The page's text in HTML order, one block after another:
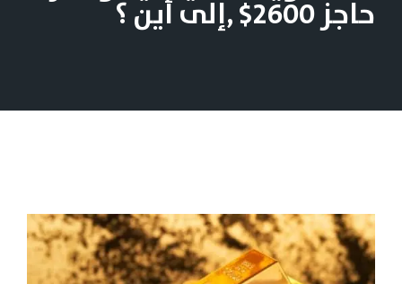
حاجز 2600$ ,إلى أين ؟